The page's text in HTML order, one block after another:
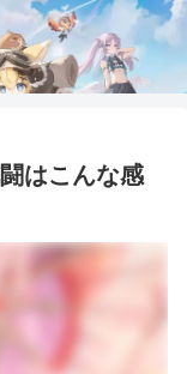
はこんな感